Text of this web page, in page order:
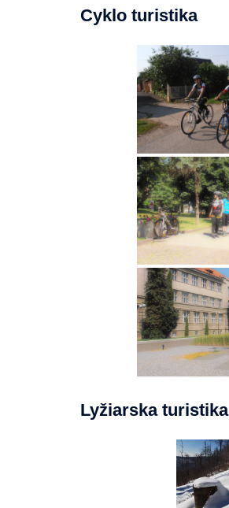
Cyklo turistika
Lyžiarska turistika